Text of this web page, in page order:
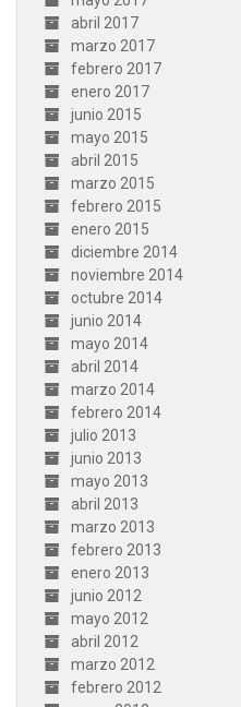
abril 2017
marzo 2017
febrero 2017
enero 2017
junio 2015
mayo 2015
abril 2015
marzo 2015
febrero 2015
enero 2015
diciembre 2014
noviembre 2014
octubre 2014
junio 2014
mayo 2014
abril 2014
marzo 2014
febrero 2014
julio 2013
junio 2013
mayo 2013
abril 2013
marzo 2013
febrero 2013
enero 2013
junio 2012
mayo 2012
abril 2012
marzo 2012
febrero 2012